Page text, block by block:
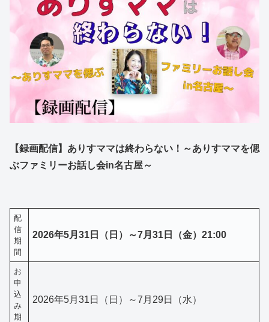
【録画配信】ありすママは終わらない！～ありすママを偲
ぶファミリーお話し会in名古屋～
配
信
期
間
2026年5月31日（日）～7月31日（金）21:00
お
申
込
み
期
2026年5月31日（ 日 ）～7月29日（水）